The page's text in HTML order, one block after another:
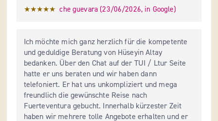
★★★★★ che guevara (23/06/2026, in Google)
Ich möchte mich ganz herzlich für die kompetente
und geduldige Beratung von Hüseyin Altay
bedanken. Über den Chat auf der TUI / Ltur Seite
hatte er uns beraten und wir haben dann
telefoniert. Er hat uns unkompliziert und mega
freundlich die gewünschte Reise nach
Fuerteventura gebucht. Innerhalb kürzester Zeit
haben wir mehrere tolle Angebote erhalten und er